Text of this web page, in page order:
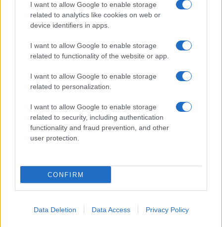
I want to allow Google to enable storage
related to analytics like cookies on web or
device identifiers in apps.
I want to allow Google to enable storage
related to functionality of the website or app.
I want to allow Google to enable storage
related to personalization.
I want to allow Google to enable storage
related to security, including authentication
functionality and fraud prevention, and other
user protection.
CONFIRM
Data Deletion Data Access Privacy Policy
CHI SIAMO CONTATTI PUBBLICITÀ LAVORA CON NOI
OTTO CHANNEL
Iscritto al Registro degli Operatori di Comunicazione n. 37512
© Riproduzione Riservata – Ne è consentita esclusivamente una
riproduzione parziale con citazione della fonte corretta